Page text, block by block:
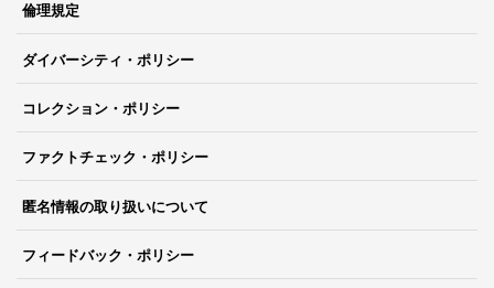
倫理規定
ダイバーシティ・ポリシー
コレクション・ポリシー
ファクトチェック・ポリシー
匿名情報の取り扱いについて
フィードバック・ポリシー